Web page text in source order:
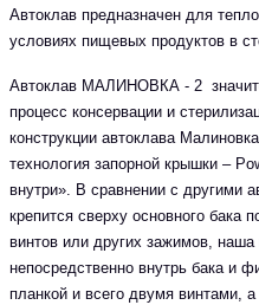
Автоклав предназначен для
условиях пищевых продуктов в
Автоклав МАЛИНОВКА - 2
процесс консервации и
конструкции автоклава
технология запорной крышки –
внутри». В сравнении с другими
крепится сверху основного бака
винтов или других зажимов,
непосредственно внутрь бака и
планкой и всего двумя винтами,